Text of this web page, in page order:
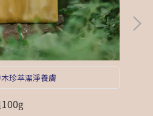
珍萃潔淨養膚